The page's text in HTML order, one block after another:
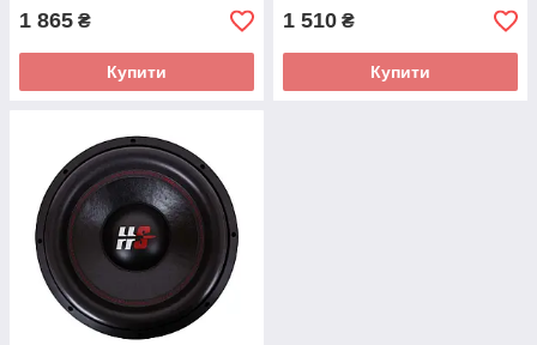
1 865 ₴
Купити
1 510 ₴
Купити